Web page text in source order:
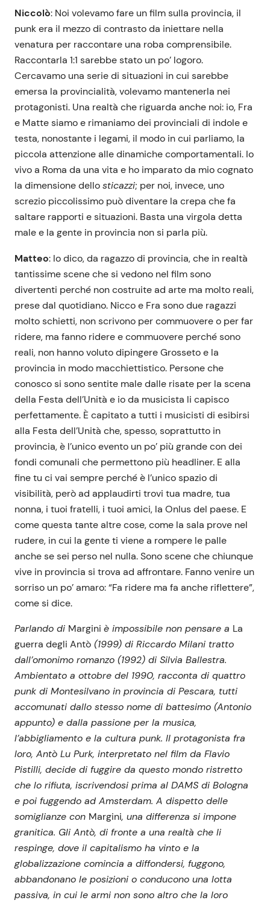
Niccolò: Noi volevamo fare un film sulla provincia, il
punk era il mezzo di contrasto da iniettare nella
venatura per raccontare una roba comprensibile.
Raccontarla 1:1 sarebbe stato un po’ logoro.
Cercavamo una serie di situazioni in cui sarebbe
emersa la provincialità, volevamo mantenerla nei
protagonisti. Una realtà che riguarda anche noi: io, Fra
e Matte siamo e rimaniamo dei provinciali di indole e
testa, nonostante i legami, il modo in cui parliamo, la
piccola attenzione alle dinamiche comportamentali. Io
vivo a Roma da una vita e ho imparato da mio cognato
la dimensione dellosticazzi; per noi, invece, uno
screzio piccolissimo può diventare la crepa che fa
saltare rapporti e situazioni. Basta una virgola detta
male e la gente in provincia non si parla più.
Matteo: Io dico, da ragazzo di provincia, che in realtà
tantissime scene che si vedono nel film sono
divertenti perché non costruite ad arte ma molto reali,
prese dal quotidiano. Nicco e Fra sono due ragazzi
molto schietti, non scrivono per commuovere o per far
ridere, ma fanno ridere e commuovere perché sono
reali, non hanno voluto dipingere Grosseto e la
provincia in modo macchiettistico. Persone che
conosco si sono sentite male dalle risate per la scena
della Festa dell’Unità e io da musicista li capisco
perfettamente. È capitato a tutti i musicisti di esibirsi
alla Festa dell’Unità che, spesso, soprattutto in
provincia, è l’unico evento un po’ più grande con dei
fondi comunali che permettono più headliner. E alla
fine tu ci vai sempre perché è l’unico spazio di
visibilità, però ad applaudirti trovi tua madre, tua
nonna, i tuoi fratelli, i tuoi amici, la Onlus del paese. E
come questa tante altre cose, come la sala prove nel
rudere, in cui la gente ti viene a rompere le palle
anche se sei perso nel nulla. Sono scene che chiunque
vive in provincia si trova ad affrontare. Fanno venire un
sorriso un po’ amaro: “Fa ridere ma fa anche riflettere”,
come si dice.
Parlando di Margini è impossibile non pensare a La
guerra degli Antò (1999) di Riccardo Milani tratto
dall’omonimo romanzo (1992) di Silvia Ballestra.
Ambientato a ottobre del 1990, racconta di quattro
punk di Montesilvano in provincia di Pescara, tutti
accomunati dallo stesso nome di battesimo (Antonio
appunto) e dalla passione per la musica,
l’abbigliamento e la cultura punk. Il protagonista fra
loro, Antò Lu Purk, interpretato nel film da Flavio
Pistilli, decide di fuggire da questo mondo ristretto
che lo rifiuta, iscrivendosi prima al DAMS di Bologna
e poi fuggendo ad Amsterdam. A dispetto delle
somiglianze con Margini, una differenza si impone
granitica. Gli Antò, di fronte a una realtà che li
respinge, dove il capitalismo ha vinto e la
globalizzazione comincia a diffondersi, fuggono,
abbandonano le posizioni o conducono una lotta
passiva, in cui le armi non sono altro che la loro